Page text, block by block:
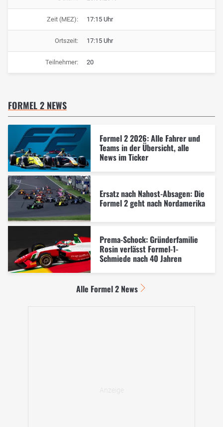
Zeit (MEZ): 17:15 Uhr
Ortszeit: 17:15 Uhr
Teilnehmer: 20
FORMEL 2 NEWS
Formel 2 2026: Alle Fahrer und
Teams in der Übersicht, alle
News im Ticker
Ersatz nach Nahost-Absagen: Die
Formel 2 geht nach Nordamerika
Prema-Schock: Gründerfamilie
Rosin verlässt Formel-1-
Schmiede nach 40 Jahren
Alle Formel 2 News